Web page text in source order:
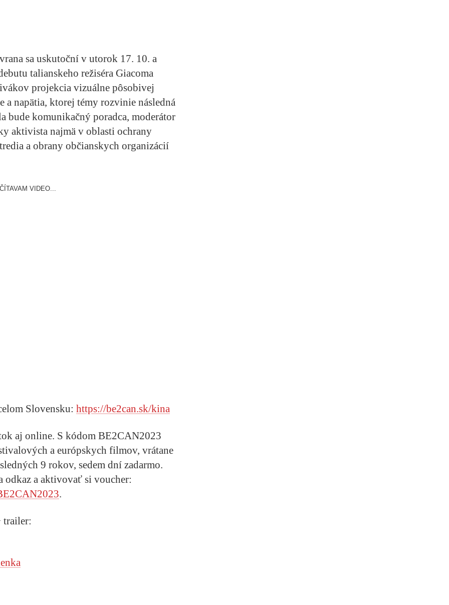
sa uskutoční v utorok 17. 10. a
talianskeho režiséra Giacoma
projekcia vizuálne pôsobivej
a napätia, ktorej témy rozvinie následná
bude komunikačný poradca, moderátor
aktivista najmä v oblasti ochrany
a obrany občianskych organizácií
VIDEO...
Slovensku: https://be2can.sk/kina
aj online. S kódom BE2CAN2023
a európskych filmov, vrátane
9 rokov, sedem dní zadarmo.
a aktivovať si voucher:
.
trailer: